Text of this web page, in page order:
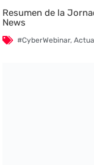
Resumen de la
News
#CyberWebinar,